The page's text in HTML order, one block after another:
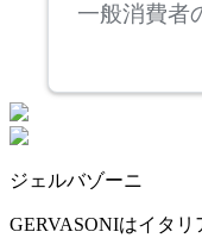
一般消費者
ジェルバゾーニ
GERVASONIはイタ